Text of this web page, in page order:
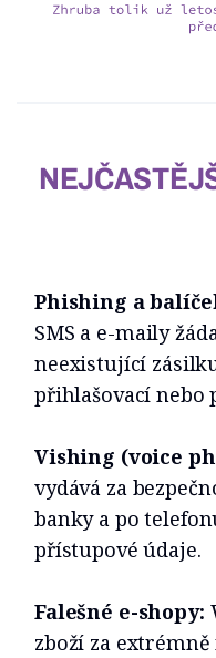
Phishing a
SMS a e-maily
neexistující
přihlašovací nebo
Vishing (voice
vydává za
banky a po
přístupové údaje.
Falešné e-shopy:
zboží za